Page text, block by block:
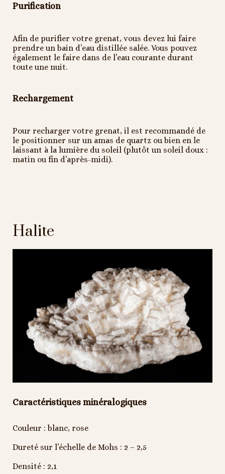
Purification
Afin de purifier votre grenat, vous devez lui faire
prendre un bain d’eau distillée salée. Vous pouvez
également le faire dans de l’eau courante durant
toute une nuit.
Rechargement
Pour recharger votre grenat, il est recommandé de
le positionner sur un amas de quartz ou bien en le
laissant à la lumière du soleil (plutôt un soleil doux :
matin ou fin d’après-midi).
Halite
Caractéristiques minéralogiques
Couleur : blanc, rose
Dureté sur l’échelle de Mohs : 2 – 2,5
Densité : 2,1